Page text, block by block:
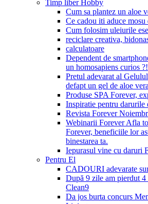
Timp liber Hobby
Cum sa plantez un aloe
Ce cadou iti aduce mosu
Cum folosim uleiurile
reciclare creativa,
calculatoare
Dependent de
un homosapiens curios ?!
Pretul adevarat al
defapt un gel de aloe
Produse SPA Forever,
Inspiratie pentru darurile
Revista Forever
Webinarii Forever Afla
Forever, beneficiile lor
binestarea ta.
Iepurasul vine cu daruri
Pentru El
CADOURI adevarate
După 9 zile am pierdut
Clean9
Da jos burta concurs